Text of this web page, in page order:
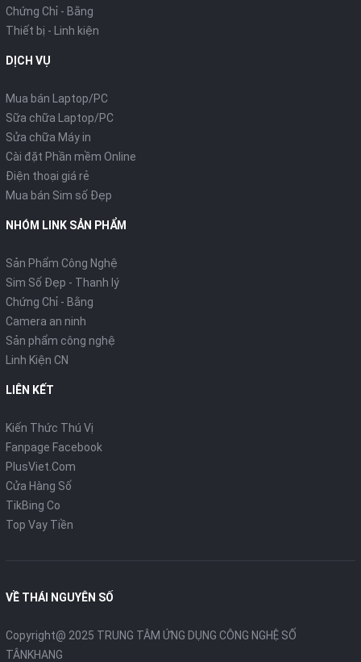
Sim số đẹp
Chứng Chỉ - Bằng
Mua bán Laptop/PC
Sữa chữa Laptop/PC
Sửa chữa Máy in
Cài đặt Phần mềm Online
Điện thoại giá rẻ
Sản Phẩm Công Nghệ
Sim Số Đẹp - Thanh lý
Chứng Chỉ - Bằng
Camera an ninh
Sản phẩm công nghệ
Kiến Thức Thú Vị
Fanpage Facebook
PlusViet.Com
Cửa Hàng Số
TikBing Co
Copyright@ 2025 TRUNG TÂM ỨNG DỤNG CÔNG NGHỆ SỐ